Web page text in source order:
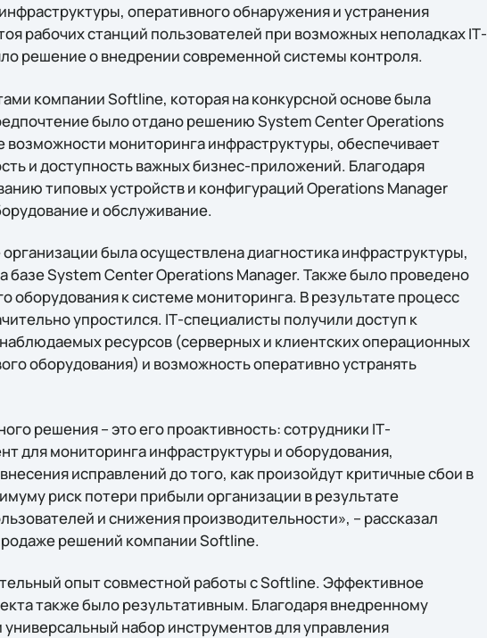
оперативного обнаружения и устранения
рабочих станций пользователей при возможных неполадках IТ-
решение о внедрении современной системы контроля.
компании Softline, которая на конкурсной основе была
было отдано решению System Center Operations
возможности мониторинга инфраструктуры, обеспечивает
и доступность важных бизнес-приложений. Благодаря
типовых устройств и конфигураций Operations Manager
и обслуживание.
была осуществлена диагностика инфраструктуры,
базе System Center Operations Manager. Также было проведено
оборудования к системе мониторинга. В результате процесс
упростился. IТ-специалисты получили доступ к
ресурсов (серверных и клиентских операционных
оборудования) и возможность оперативно устранять
решения – это его проактивность: сотрудники IТ-
для мониторинга инфраструктуры и оборудования,
исправлений до того, как произойдут критичные сбои в
риск потери прибыли организации в результате
и снижения производительности», – рассказал
решений компании Softline.
опыт совместной работы с Softline. Эффективное
также было результативным. Благодаря внедренному
набор инструментов для управления